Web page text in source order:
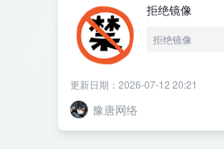
拒绝镜像
拒绝镜像
更新日期：2026-07-12 20:21
豫唐网络